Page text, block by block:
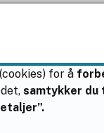
for å
samtykker du